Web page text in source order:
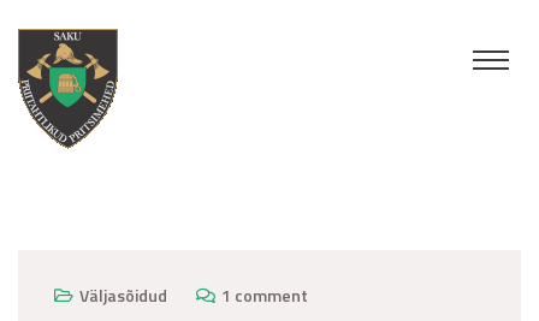
Väljasõidud 1 comment